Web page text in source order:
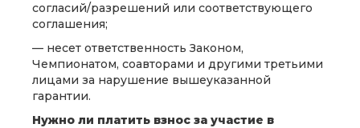
согласий/разрешений или соответствующего
соглашения;
— несет ответственность Законом,
Чемпионатом, соавторами и другими третьими
лицами за нарушение вышеуказанной
гарантии.
Нужно ли платить взнос за участие в